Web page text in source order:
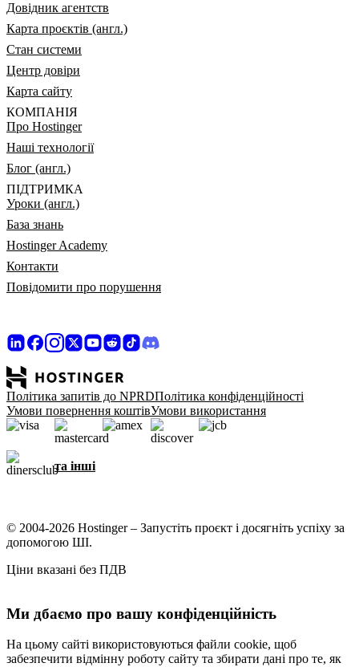
Довідник агентств
Карта проєктів (англ.)
Стан системи
Центр довіри
Карта сайту
КОМПАНІЯ
Про Hostinger
Наші технології
Блог (англ.)
ПІДТРИМКА
Уроки (англ.)
База знань
Hostinger Academy
Контакти
Повідомити про порушення
Політика запитів до NPRDПолітика конфіденційності
Умови повернення коштівУмови використання
та інші
© 2004-2026 Hostinger – Запустіть проєкт і досягніть успіху за
допомогою ШІ.
Ціни вказані без ПДВ
Ми дбаємо про вашу конфіденційність
На цьому сайті використовуються файли cookie, щоб
забезпечити відмінну роботу сайту та збирати дані про те, як